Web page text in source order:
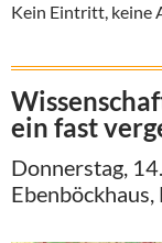
Kein Eintritt, keine
ein fast
Donnerstag,